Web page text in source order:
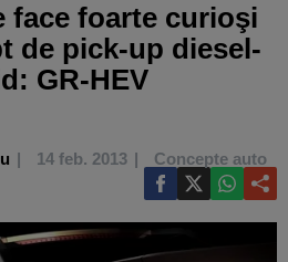
face foarte curioşi
de pick-up diesel-
GR-HEV
14 feb. 2013 Concepte auto